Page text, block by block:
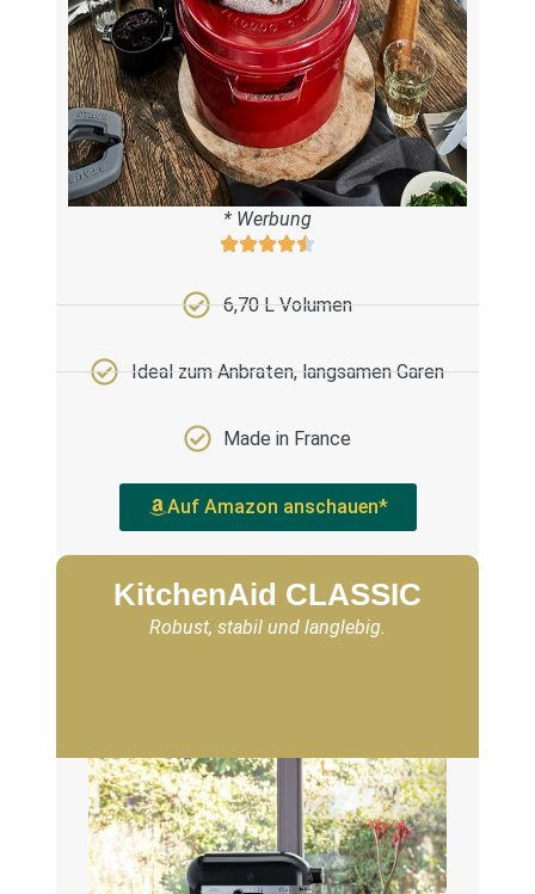
* Werbung
6,70 L Volumen
Ideal zum Anbraten, langsamen Garen
Made in France
Auf Amazon anschauen*
KitchenAid CLASSIC
Robust, stabil und langlebig.